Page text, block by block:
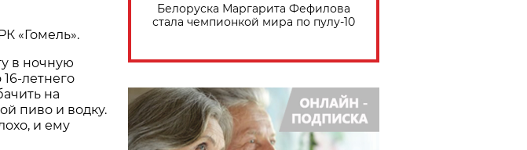
«Гомель».
в ночную
летнего
на
пиво и водку.
и ему
Белоруска Маргарита Фефилова
стала чемпионкой мира по пулу-10